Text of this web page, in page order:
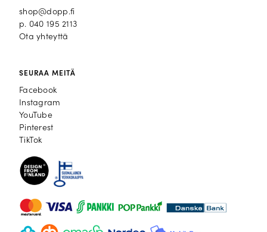
shop@dopp.fi
p. 040 195 2113
Ota yhteyttä
SEURAA MEITÄ
Facebook
Facebook
Instagram
Instagram
YouTube
YouTube
Pinterest
Pinterest
TikTok
TikTok